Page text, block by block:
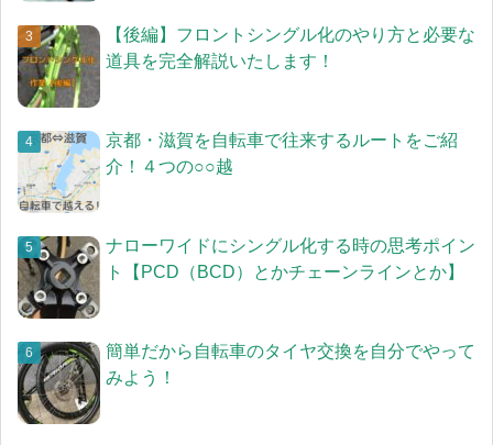
【後編】フロントシングル化のやり方と必要な
道具を完全解説いたします！
京都・滋賀を自転車で往来するルートをご紹
介！４つの○○越
ナローワイドにシングル化する時の思考ポイン
ト【PCD（BCD）とかチェーンラインとか】
簡単だから自転車のタイヤ交換を自分でやって
みよう！